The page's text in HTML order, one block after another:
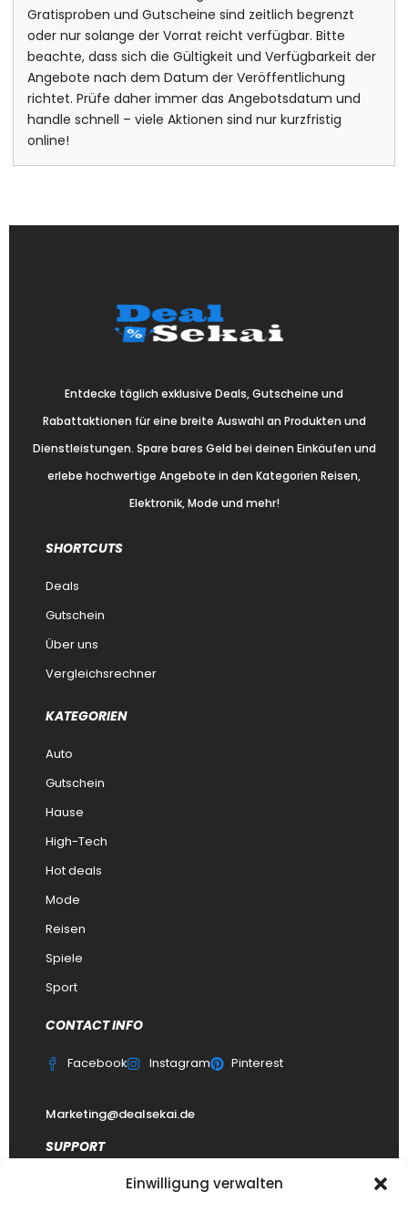
Einwilligung verwalten
Gratisproben und Gutscheine sind zeitlich begrenzt
oder nur solange der Vorrat reicht verfügbar. Bitte
beachte, dass sich die Gültigkeit und Verfügbarkeit der
Angebote nach dem Datum der Veröffentlichung
richtet. Prüfe daher immer das Angebotsdatum und
handle schnell – viele Aktionen sind nur kurzfristig
online!
Entdecke täglich exklusive Deals, Gutscheine und
Rabattaktionen für eine breite Auswahl an Produkten und
Dienstleistungen. Spare bares Geld bei deinen Einkäufen und
erlebe hochwertige Angebote in den Kategorien Reisen,
Elektronik, Mode und mehr!
SHORTCUTS
Deals
Gutschein
Über uns
Vergleichsrechner
KATEGORIEN
Auto
Gutschein
Hause
High-Tech
Hot deals
Mode
Reisen
Spiele
Sport
CONTACT INFO
Facebook Instagram Pinterest
Marketing@dealsekai.de
SUPPORT